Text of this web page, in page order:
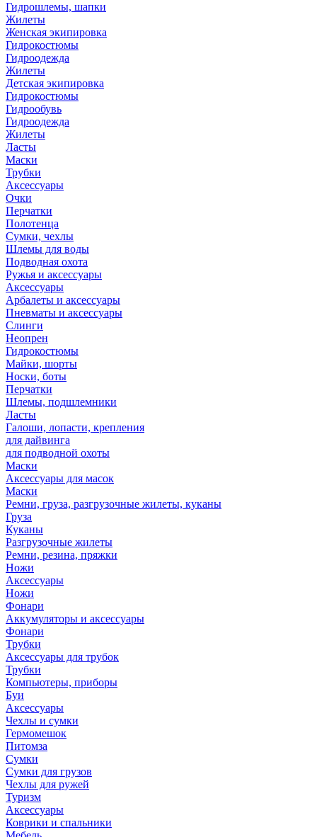
Гидрошлемы, шапки
Жилеты
Женская экипировка
Гидрокостюмы
Гидроодежда
Жилеты
Детская экипировка
Гидрокостюмы
Гидрообувь
Гидроодежда
Жилеты
Ласты
Маски
Трубки
Аксессуары
Очки
Перчатки
Полотенца
Сумки, чехлы
Шлемы для воды
Подводная охота
Ружья и аксессуары
Аксессуары
Арбалеты и аксессуары
Пневматы и аксессуары
Слинги
Неопрен
Гидрокостюмы
Майки, шорты
Носки, боты
Перчатки
Шлемы, подшлемники
Ласты
Галоши, лопасти, крепления
для дайвинга
для подводной охоты
Маски
Аксессуары для масок
Маски
Ремни, груза, разгрузочные жилеты, куканы
Груза
Куканы
Разгрузочные жилеты
Ремни, резина, пряжки
Ножи
Аксессуары
Ножи
Фонари
Аккумуляторы и аксессуары
Фонари
Трубки
Аксессуары для трубок
Трубки
Компьютеры, приборы
Буи
Аксессуары
Чехлы и сумки
Гермомешок
Питомза
Сумки
Сумки для грузов
Чехлы для ружей
Туризм
Аксессуары
Коврики и спальники